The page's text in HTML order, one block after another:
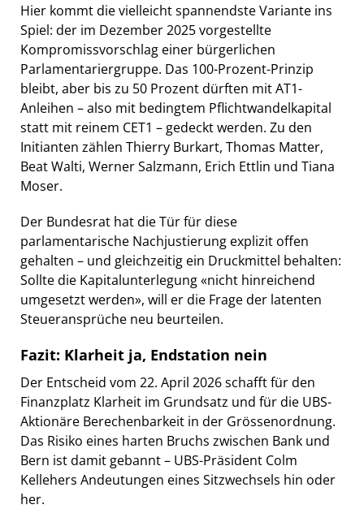
Hier kommt die vielleicht spannendste Variante ins
Spiel: der im Dezember 2025 vorgestellte
Kompromissvorschlag einer bürgerlichen
Parlamentariergruppe. Das 100-Prozent-Prinzip
bleibt, aber bis zu 50 Prozent dürften mit AT1-
Anleihen – also mit bedingtem Pflichtwandelkapital
statt mit reinem CET1 – gedeckt werden. Zu den
Initianten zählen Thierry Burkart, Thomas Matter,
Beat Walti, Werner Salzmann, Erich Ettlin und Tiana
Moser.
Der Bundesrat hat die Tür für diese
parlamentarische Nachjustierung explizit offen
gehalten – und gleichzeitig ein Druckmittel behalten:
Sollte die Kapitalunterlegung «nicht hinreichend
umgesetzt werden», will er die Frage der latenten
Steueransprüche neu beurteilen.
Fazit: Klarheit ja, Endstation nein
Der Entscheid vom 22. April 2026 schafft für den
Finanzplatz Klarheit im Grundsatz und für die UBS-
Aktionäre Berechenbarkeit in der Grössenordnung.
Das Risiko eines harten Bruchs zwischen Bank und
Bern ist damit gebannt – UBS-Präsident Colm
Kellehers Andeutungen eines Sitzwechsels hin oder
her.